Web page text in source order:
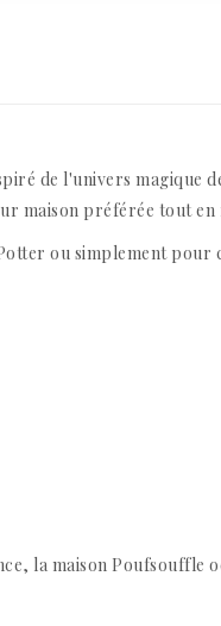
de l'univers magique
maison préférée tout en
ou simplement
la maison